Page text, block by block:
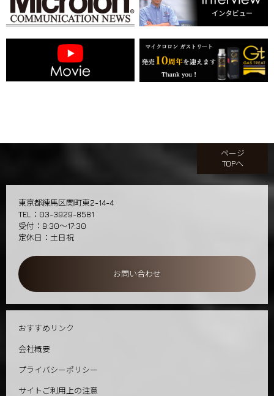
ページ
TOPへ
東京都練馬区関町東2-14-4
TEL：03-3929-8581
受付：9:30～17:30
定休日：土日祝
お問い合わせ
おすすめリンク
会社概要
プライバシーポリシー
サイトご利用上の注意